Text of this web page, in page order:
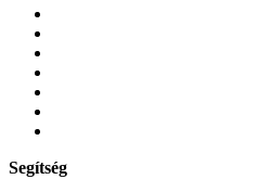
Segítség